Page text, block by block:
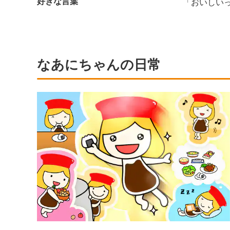
「おいしい
なあにちゃんの日常